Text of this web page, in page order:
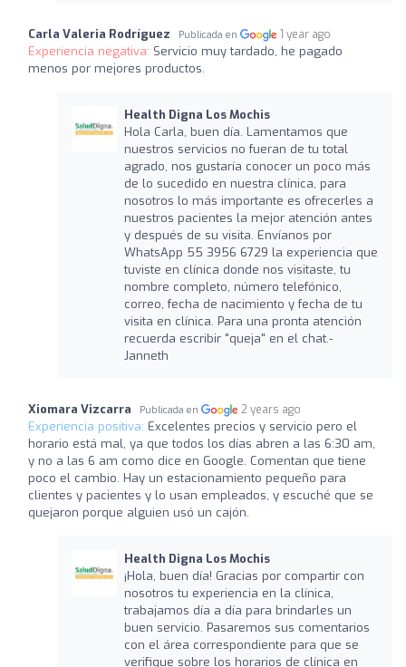
Carla Valeria Rodríguez Publicada en 1 year ago
Experiencia negativa: Servicio muy tardado, he pagado
menos por mejores productos.
Health Digna Los Mochis
Hola Carla, buen día. Lamentamos que
nuestros servicios no fueran de tu total
agrado, nos gustaría conocer un poco más
de lo sucedido en nuestra clínica, para
nosotros lo más importante es ofrecerles a
nuestros pacientes la mejor atención antes
y después de su visita. Envíanos por
WhatsApp 55 3956 6729 la experiencia que
tuviste en clínica donde nos visitaste, tu
nombre completo, número telefónico,
correo, fecha de nacimiento y fecha de tu
visita en clínica. Para una pronta atención
recuerda escribir "queja" en el chat.-
Janneth
Xiomara Vizcarra Publicada en 2 years ago
Experiencia positiva: Excelentes precios y servicio pero el
horario está mal, ya que todos los días abren a las 6:30 am,
y no a las 6 am como dice en Google. Comentan que tiene
poco el cambio. Hay un estacionamiento pequeño para
clientes y pacientes y lo usan empleados, y escuché que se
quejaron porque alguien usó un cajón.
Health Digna Los Mochis
¡Hola, buen día! Gracias por compartir con
nosotros tu experiencia en la clínica,
trabajamos día a día para brindarles un
buen servicio. Pasaremos sus comentarios
con el área correspondiente para que se
verifique sobre los horarios de clínica en